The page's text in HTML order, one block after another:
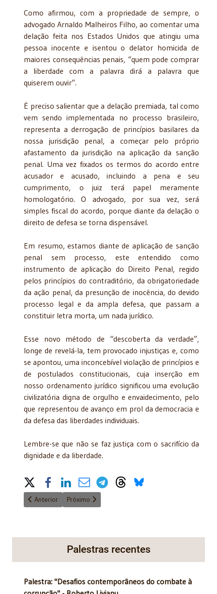
Como afirmou, com a propriedade de sempre, o
advogado Arnaldo Malheiros Filho, ao comentar uma
delação feita nos Estados Unidos que atingiu uma
pessoa inocente e isentou o delator homicida de
maiores consequências penais, “quem pode comprar
a liberdade com a palavra dirá a palavra que
quiserem ouvir”.
É preciso salientar que a delação premiada, tal como
vem sendo implementada no processo brasileiro,
representa a derrogação de princípios basilares da
nossa jurisdição penal, a começar pelo próprio
afastamento da jurisdição na aplicação da sanção
penal. Uma vez fixados os termos do acordo entre
acusador e acusado, incluindo a pena e seu
cumprimento, o juiz terá papel meramente
homologatório. O advogado, por sua vez, será
simples fiscal do acordo, porque diante da delação o
direito de defesa se torna dispensável.
Em resumo, estamos diante de aplicação de sanção
penal sem processo, este entendido como
instrumento de aplicação do Direito Penal, regido
pelos princípios do contraditório, da obrigatoriedade
da ação penal, da presunção de inocência, do devido
processo legal e da ampla defesa, que passam a
constituir letra morta, um nada jurídico.
Esse novo método de “descoberta da verdade”,
longe de revelá-la, tem provocado injustiças e, como
se apontou, uma inconcebível violação de princípios e
de postulados constitucionais, cuja inserção em
nosso ordenamento jurídico significou uma evolução
civilizatória digna de orgulho e envaidecimento, pelo
que representou de avanço em prol da democracia e
da defesa das liberdades individuais.
Lembre-se que não se faz justiça com o sacrifício da
dignidade e da liberdade.
Share on Social Media
Artigo anterior: "Bengala para todos" - 17/7/2015
Anterior Próximo artigo: "Tratamento inconstitucional" -
Próximo
Palestras recentes
Palestra: "Desafios contemporâneos do combate à